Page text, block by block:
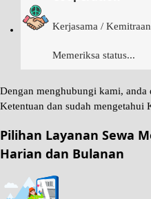
Kerjasama / Kemitraan
Memeriksa status...
Dengan menghubungi kami, anda
Ketentuan dan sudah mengetahui
Pilihan Layanan Sewa
Harian dan Bulanan